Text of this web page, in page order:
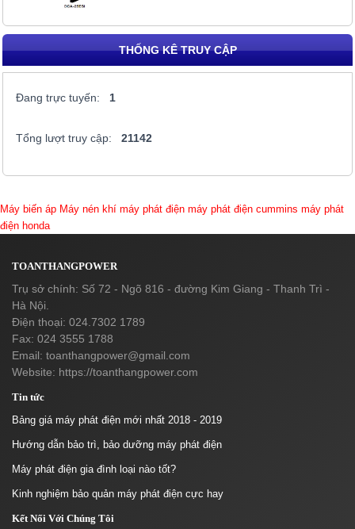
THỐNG KÊ TRUY CẬP
Đang trực tuyến: 1
Tổng lượt truy cập: 21142
Máy biến áp Máy nén khí máy phát điện máy phát điện cummins máy phát
điện honda
TOANTHANGPOWER
Trụ sở chính: Số 72 - Ngõ 816 - đường Kim Giang - Thanh Trì -
Hà Nội.
Điện thoại: 024.7302 1789
Fax: 024 3555 1788
Email: toanthangpower@gmail.com
Website: https://toanthangpower.com
Tin tức
Bảng giá máy phát điện mới nhất 2018 - 2019
Hướng dẫn bảo trì, bảo dưỡng máy phát điện
Máy phát điện gia đình loại nào tốt?
Kinh nghiệm bảo quản máy phát điện cực hay
Kết Nối Với Chúng Tôi